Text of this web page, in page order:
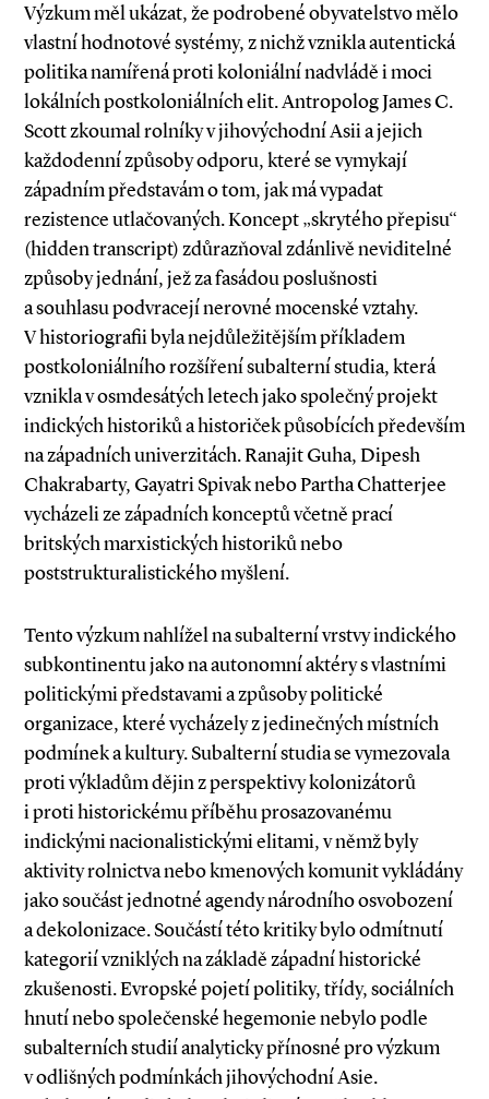
Výzkum měl ukázat, že podrobené obyvatelstvo mělo
vlastní hodnotové systémy, z nichž vznikla autentická
politika namířená proti koloniál­ní nadvládě i moci
lokálních postkoloniálních elit. Antropolog James C.
Scott zkoumal rolníky v jihovýchodní Asii a jejich
každodenní způsoby odporu, které se vymykají
západním představám o tom, jak má vypadat
rezistence utlačovaných. Koncept „skrytého přepisu“
(hidden transcript) zdůrazňoval zdánlivě neviditelné
způsoby jednání, jež za fasádou poslušnosti
a souhlasu podvracejí nerovné mocenské vztahy.
V historiografii byla nejdůležitějším příkladem
postkoloniálního rozšíření subalterní studia, která
vznikla v osmdesátých letech jako společný projekt
indických historiků a historiček působících především
na západních univerzitách. Ranajit Guha, Dipesh
Chakrabarty, Gayatri Spivak nebo Partha Chatterjee
vycházeli ze západních konceptů včetně prací
britských marxistických historiků nebo
poststrukturalistického myšlení.
Tento výzkum nahlížel na subalterní vrstvy indického
subkontinentu jako na autonomní aktéry s vlastními
politickými představami a způsoby politické
organizace, které vycházely z jedinečných místních
podmínek a kultury. Subalterní studia se vymezovala
proti výkladům dějin z perspektivy kolonizátorů
i proti historickému příběhu prosazovanému
indickými nacionalistickými elitami, v němž byly
aktivity rolnictva nebo kmenových komunit vykládány
jako součást jednotné agendy národního osvobození
a dekolonizace. Součástí této kritiky bylo odmítnutí
kategorií vzniklých na základě západní historické
zkušenosti. Evropské pojetí politiky, třídy, sociálních
hnutí nebo společenské hegemonie nebylo podle
subalterních studií analyticky přínosné pro výzkum
v odlišných podmínkách jihovýchodní Asie.